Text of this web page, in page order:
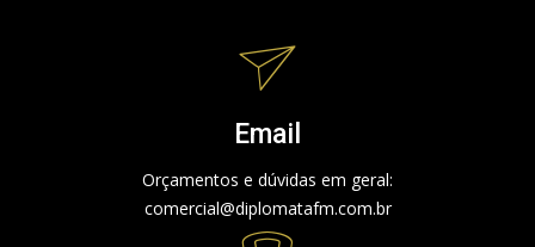
Email
Orçamentos e dúvidas em geral:
comercial@diplomatafm.com.br